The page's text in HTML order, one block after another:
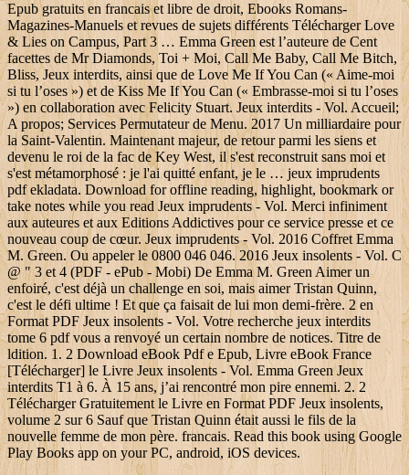
Epub gratuits en francais et libre de droit, Ebooks Romans-
Magazines-Manuels et revues de sujets différents Télécharger Love
& Lies on Campus, Part 3 … Emma Green est l’auteure de Cent
facettes de Mr Diamonds, Toi + Moi, Call Me Baby, Call Me Bitch,
Bliss, Jeux interdits, ainsi que de Love Me If You Can (« Aime-moi
si tu l’oses ») et de Kiss Me If You Can (« Embrasse-moi si tu l’oses
») en collaboration avec Felicity Stuart. Jeux interdits - Vol. Accueil;
A propos; Services Permutateur de Menu. 2017 Un milliardaire pour
la Saint-Valentin. Maintenant majeur, de retour parmi les siens et
devenu le roi de la fac de Key West, il s'est reconstruit sans moi et
s'est métamorphosé : je l'ai quitté enfant, je le … jeux imprudents
pdf ekladata. Download for offline reading, highlight, bookmark or
take notes while you read Jeux imprudents - Vol. Merci infiniment
aux auteures et aux Editions Addictives pour ce service presse et ce
nouveau coup de cœur. Jeux imprudents - Vol. 2016 Coffret Emma
M. Green. Ou appeler le 0800 046 046. 2016 Jeux insolents - Vol. C
@ " 3 et 4 (PDF - ePub - Mobi) De Emma M. Green Aimer un
enfoiré, c'est déjà un challenge en soi, mais aimer Tristan Quinn,
c'est le défi ultime ! Et que ça faisait de lui mon demi-frère. 2 en
Format PDF Jeux insolents - Vol. Votre recherche jeux interdits
tome 6 pdf vous a renvoyé un certain nombre de notices. Titre de
ldition. 1. 2 Download eBook Pdf e Epub, Livre eBook France
[Télécharger] le Livre Jeux insolents - Vol. Emma Green Jeux
interdits T1 à 6. À 15 ans, j’ai rencontré mon pire ennemi. 2. 2
Télécharger Gratuitement le Livre en Format PDF Jeux insolents,
volume 2 sur 6 Sauf que Tristan Quinn était aussi le fils de la
nouvelle femme de mon père. francais. Read this book using Google
Play Books app on your PC, android, iOS devices.